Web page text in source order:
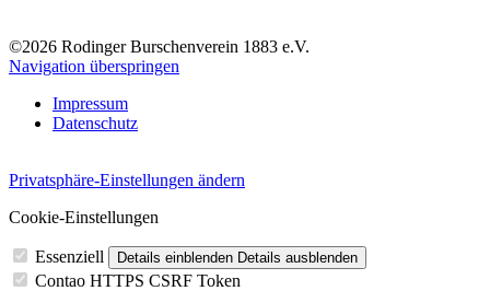
©2026 Rodinger Burschenverein 1883 e.V.
Navigation überspringen
Impressum
Datenschutz
Privatsphäre-Einstellungen ändern
Cookie-Einstellungen
Essenziell Details einblenden Details ausblenden
Contao HTTPS CSRF Token